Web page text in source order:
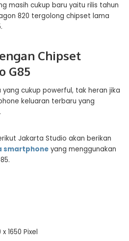
masih cukup baru yaitu rilis tahun
820 tergolong chipset lama
Chipset
G85
cukup powerful, tak heran jika
keluaran terbaru yang
Jakarta Studio akan berikan
smartphone yang menggunakan
1650 Pixel